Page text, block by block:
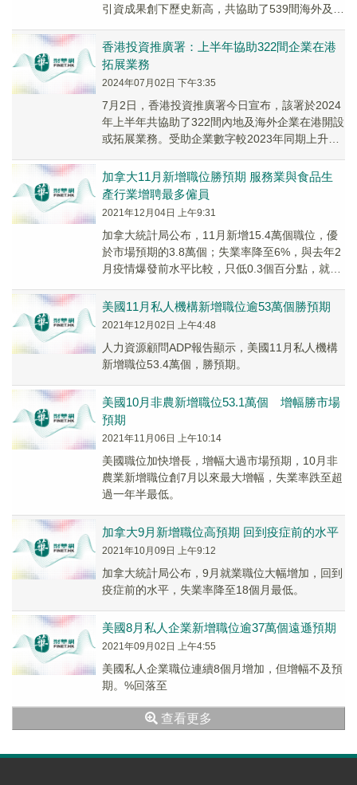
引資成果創下歷史新高，共協助了539間海外及內
香港投資推廣署：上半年協助322間企業在港
拓展業務
2024年07月02日 下午3:35
7月2日，香港投資推廣署今日宣布，該署於2024
年上半年共協助了322間內地及海外企業在港開設
或拓展業務。受助企業數字較2023年同期上升
加拿大11月新增職位勝預期 服務業與食品生
產行業增聘最多僱員
2021年12月04日 上午9:31
加拿大統計局公布，11月新增15.4萬個職位，優
於市場預期的3.8萬個；失業率降至6%，與去年2
月疫情爆發前水平比較，只低0.3個百分點，就業
美國11月私人機構新增職位逾53萬個勝預期
2021年12月02日 上午4:48
人力資源顧問ADP報告顯示，美國11月私人機構
新增職位53.4萬個，勝預期。
美國10月非農新增職位53.1萬個 增幅勝市場
預期
2021年11月06日 上午10:14
美國職位加快增長，增幅大過市場預期，10月非
農業新增職位創7月以來最大增幅，失業率跌至超
過一年半最低。
加拿大9月新增職位高預期 回到疫症前的水平
2021年10月09日 上午9:12
加拿大統計局公布，9月就業職位大幅增加，回到
疫症前的水平，失業率降至18個月最低。
美國8月私人企業新增職位逾37萬個遠遜預期
2021年09月02日 上午4:55
美國私人企業職位連續8個月增加，但增幅不及預
期。%回落至
查看更多